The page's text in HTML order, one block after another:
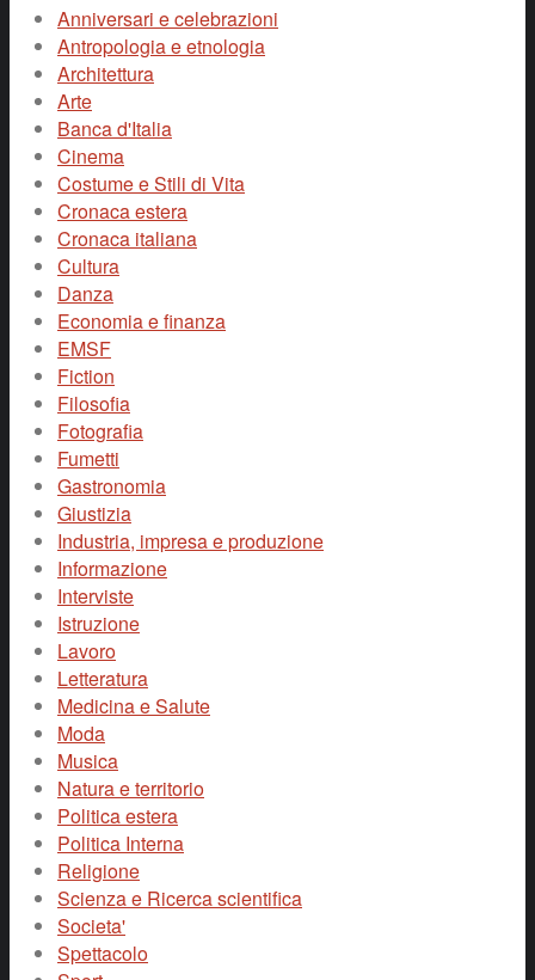
Anniversari e celebrazioni
Antropologia e etnologia
Architettura
Arte
Banca d'Italia
Cinema
Costume e Stili di Vita
Cronaca estera
Cronaca italiana
Cultura
Danza
Economia e finanza
EMSF
Fiction
Filosofia
Fotografia
Fumetti
Gastronomia
Giustizia
Industria, impresa e produzione
Informazione
Interviste
Istruzione
Lavoro
Letteratura
Medicina e Salute
Moda
Musica
Natura e territorio
Politica estera
Politica Interna
Religione
Scienza e Ricerca scientifica
Societa'
Spettacolo